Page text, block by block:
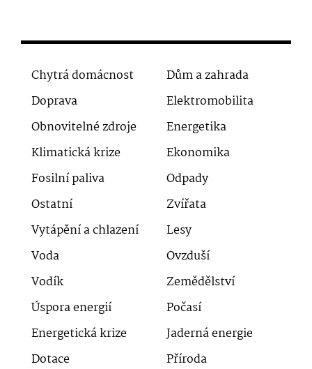
Chytrá domácnost
Dům a zahrada
Doprava
Elektromobilita
Obnovitelné zdroje
Energetika
Klimatická krize
Ekonomika
Fosilní paliva
Odpady
Ostatní
Zvířata
Vytápění a chlazení
Lesy
Voda
Ovzduší
Vodík
Zemědělství
Úspora energií
Počasí
Energetická krize
Jaderná energie
Dotace
Příroda